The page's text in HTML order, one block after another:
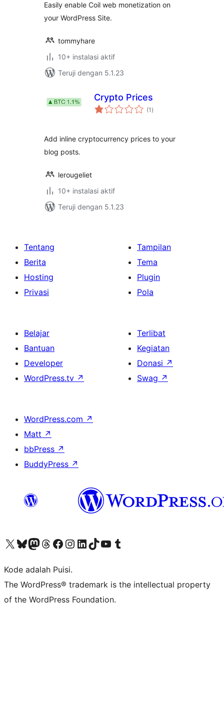
Easily enable Coil web monetization on
your WordPress Site.
tommyhare
10+ instalasi aktif
Teruji dengan 5.1.23
Crypto Prices
(1 total
rating
)
Add inline cryptocurrency prices to your
blog posts.
lerougeliet
10+ instalasi aktif
Teruji dengan 5.1.23
Tentang
Berita
Hosting
Privasi
Tampilan
Tema
Plugin
Pola
Belajar
Bantuan
Developer
WordPress.tv ↗
Terlibat
Kegiatan
Donasi ↗
Swag ↗
WordPress.com ↗
Matt ↗
bbPress ↗
BuddyPress ↗
Kunjungi akun X (sebelumnya Twitter) kamiVisit our Bluesky account
Kunjungi akun Mastodon kami
Visit our Threads account
Kunjungi halaman Facebook kamiKunjungi akun Instagram kamiKunjungi akun LinkedIn kami
Visit our TikTok account
Kunjungi channel YouTube kamiVisit our Tumblr account
Kode adalah Puisi.
The WordPress® trademark is the intellectual property
of the WordPress Foundation.